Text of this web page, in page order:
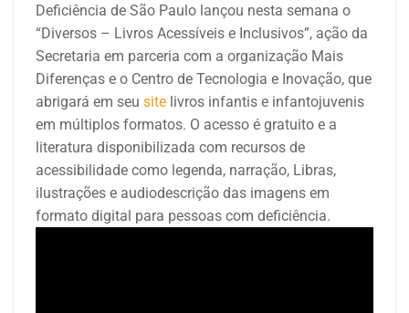
Deficiência de São Paulo lançou nesta semana o
“Diversos – Livros Acessíveis e Inclusivos”, ação da
Secretaria em parceria com a organização Mais
Diferenças e o Centro de Tecnologia e Inovação, que
abrigará em seu site livros infantis e infantojuvenis
em múltiplos formatos. O acesso é gratuito e a
literatura disponibilizada com recursos de
acessibilidade como legenda, narração, Libras,
ilustrações e audiodescrição das imagens em
formato digital para pessoas com deficiência.